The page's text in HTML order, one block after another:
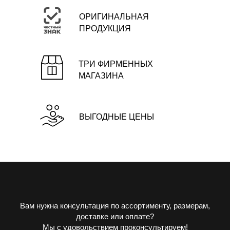
ОРИГИНАЛЬНАЯ
ПРОДУКЦИЯ
ТРИ ФИРМЕННЫХ
МАГАЗИНА
ВЫГОДНЫЕ ЦЕНЫ
Вам нужна консультация по ассортименту, размерам,
доставке или оплате?
Мы с удовольствием проконсультируем!